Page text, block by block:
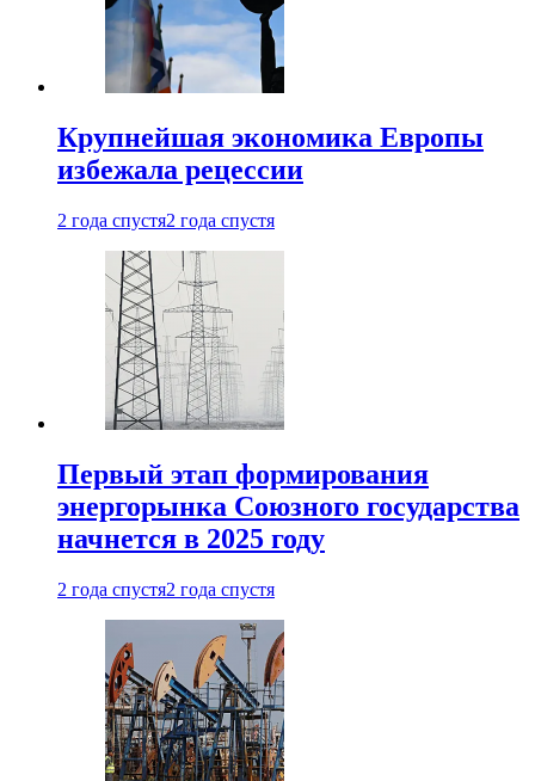
Крупнейшая экономика Европы
избежала рецессии
2 года спустя2 года спустя
Первый этап формирования
энергорынка Союзного государства
начнется в 2025 году
2 года спустя2 года спустя